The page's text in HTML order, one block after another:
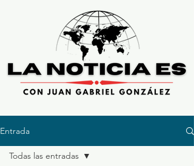
Entrada
Todas las entradas